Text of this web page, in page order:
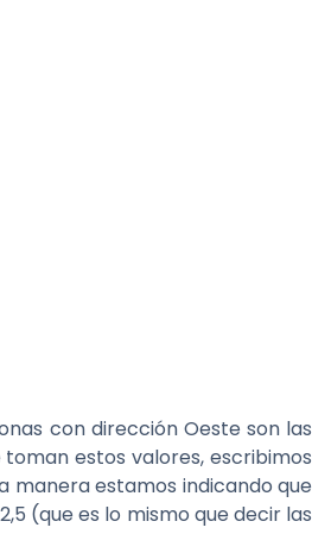
con dirección Oeste son las
estos valores, escribimos
manera estamos indicando que
(que es lo mismo que decir las